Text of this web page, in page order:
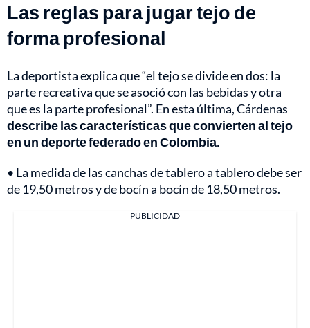
Las reglas para jugar tejo de
forma profesional
La deportista explica que “el tejo se divide en dos: la
parte recreativa que se asoció con las bebidas y otra
que es la parte profesional”. En esta última, Cárdenas
describe las características que convierten al tejo
en un deporte federado en Colombia.
• La medida de las canchas de tablero a tablero debe ser
de 19,50 metros y de bocín a bocín de 18,50 metros.
PUBLICIDAD